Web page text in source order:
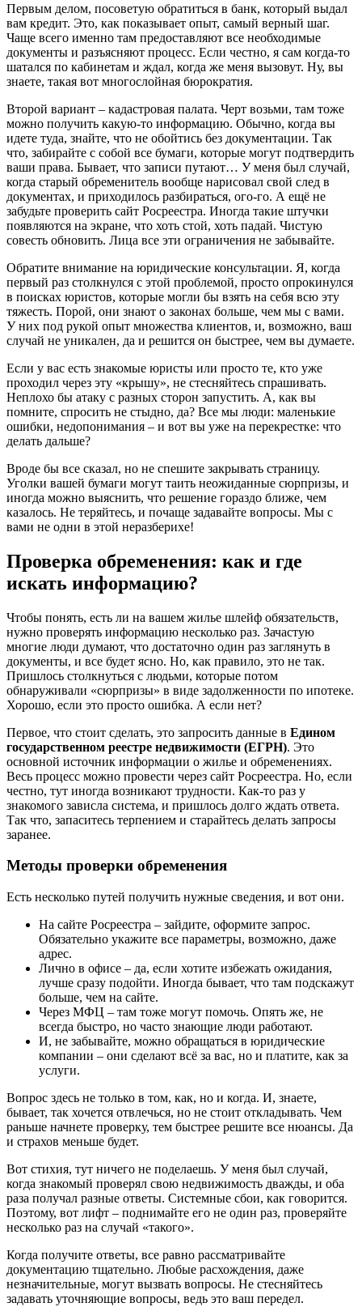
Первым делом, посоветую обратиться в банк, который выдал
вам кредит. Это, как показывает опыт, самый верный шаг.
Чаще всего именно там предоставляют все необходимые
документы и разъясняют процесс. Если честно, я сам когда-то
шатался по кабинетам и ждал, когда же меня вызовут. Ну, вы
знаете, такая вот многослойная бюрократия.
Второй вариант – кадастровая палата. Черт возьми, там тоже
можно получить какую-то информацию. Обычно, когда вы
идете туда, знайте, что не обойтись без документации. Так
что, забирайте с собой все бумаги, которые могут подтвердить
ваши права. Бывает, что записи путают… У меня был случай,
когда старый обременитель вообще нарисовал свой след в
документах, и приходилось разбираться, ого-го. А ещё не
забудьте проверить сайт Росреестра. Иногда такие штучки
появляются на экране, что хоть стой, хоть падай. Чистую
совесть обновить. Лица все эти ограничения не забывайте.
Обратите внимание на юридические консультации. Я, когда
первый раз столкнулся с этой проблемой, просто опрокинулся
в поисках юристов, которые могли бы взять на себя всю эту
тяжесть. Порой, они знают о законах больше, чем мы с вами.
У них под рукой опыт множества клиентов, и, возможно, ваш
случай не уникален, да и решится он быстрее, чем вы думаете.
Если у вас есть знакомые юристы или просто те, кто уже
проходил через эту «крышу», не стесняйтесь спрашивать.
Неплохо бы атаку с разных сторон запустить. А, как вы
помните, спросить не стыдно, да? Все мы люди: маленькие
ошибки, недопонимания – и вот вы уже на перекрестке: что
делать дальше?
Вроде бы все сказал, но не спешите закрывать страницу.
Уголки вашей бумаги могут таить неожиданные сюрпризы, и
иногда можно выяснить, что решение гораздо ближе, чем
казалось. Не теряйтесь, и почаще задавайте вопросы. Мы с
вами не одни в этой неразберихе!
Проверка обременения: как и где
искать информацию?
Чтобы понять, есть ли на вашем жилье шлейф обязательств,
нужно проверять информацию несколько раз. Зачастую
многие люди думают, что достаточно один раз заглянуть в
документы, и все будет ясно. Но, как правило, это не так.
Пришлось столкнуться с людьми, которые потом
обнаруживали «сюрпризы» в виде задолженности по ипотеке.
Хорошо, если это просто ошибка. А если нет?
Первое, что стоит сделать, это запросить данные в Едином
государственном реестре недвижимости (ЕГРН). Это
основной источник информации о жилье и обременениях.
Весь процесс можно провести через сайт Росреестра. Но, если
честно, тут иногда возникают трудности. Как-то раз у
знакомого зависла система, и пришлось долго ждать ответа.
Так что, запаситесь терпением и старайтесь делать запросы
заранее.
Методы проверки обременения
Есть несколько путей получить нужные сведения, и вот они.
На сайте Росреестра – зайдите, оформите запрос.
Обязательно укажите все параметры, возможно, даже
адрес.
Лично в офисе – да, если хотите избежать ожидания,
лучше сразу подойти. Иногда бывает, что там подскажут
больше, чем на сайте.
Через МФЦ – там тоже могут помочь. Опять же, не
всегда быстро, но часто знающие люди работают.
И, не забывайте, можно обращаться в юридические
компании – они сделают всё за вас, но и платите, как за
услуги.
Вопрос здесь не только в том, как, но и когда. И, знаете,
бывает, так хочется отвлечься, но не стоит откладывать. Чем
раньше начнете проверку, тем быстрее решите все нюансы. Да
и страхов меньше будет.
Вот стихия, тут ничего не поделаешь. У меня был случай,
когда знакомый проверял свою недвижимость дважды, и оба
раза получал разные ответы. Системные сбои, как говорится.
Поэтому, вот лифт – поднимайте его не один раз, проверяйте
несколько раз на случай «такого».
Когда получите ответы, все равно рассматривайте
документацию тщательно. Любые расхождения, даже
незначительные, могут вызвать вопросы. Не стесняйтесь
задавать уточняющие вопросы, ведь это ваш передел.